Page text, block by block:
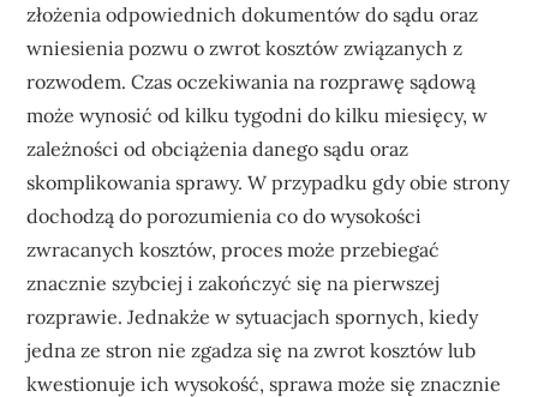
złożenia odpowiednich dokumentów do sądu oraz
wniesienia pozwu o zwrot kosztów związanych z
rozwodem. Czas oczekiwania na rozprawę sądową
może wynosić od kilku tygodni do kilku miesięcy, w
zależności od obciążenia danego sądu oraz
skomplikowania sprawy. W przypadku gdy obie strony
dochodzą do porozumienia co do wysokości
zwracanych kosztów, proces może przebiegać
znacznie szybciej i zakończyć się na pierwszej
rozprawie. Jednakże w sytuacjach spornych, kiedy
jedna ze stron nie zgadza się na zwrot kosztów lub
kwestionuje ich wysokość, sprawa może się znacznie